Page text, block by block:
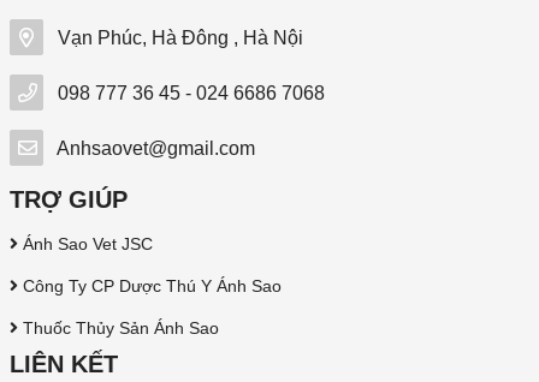
Vạn Phúc, Hà Đông , Hà Nội
098 777 36 45 - 024 6686 7068
Anhsaovet@gmail.com
TRỢ GIÚP
Ánh Sao Vet JSC
Công Ty CP Dược Thú Y Ánh Sao
Thuốc Thủy Sản Ánh Sao
LIÊN KẾT